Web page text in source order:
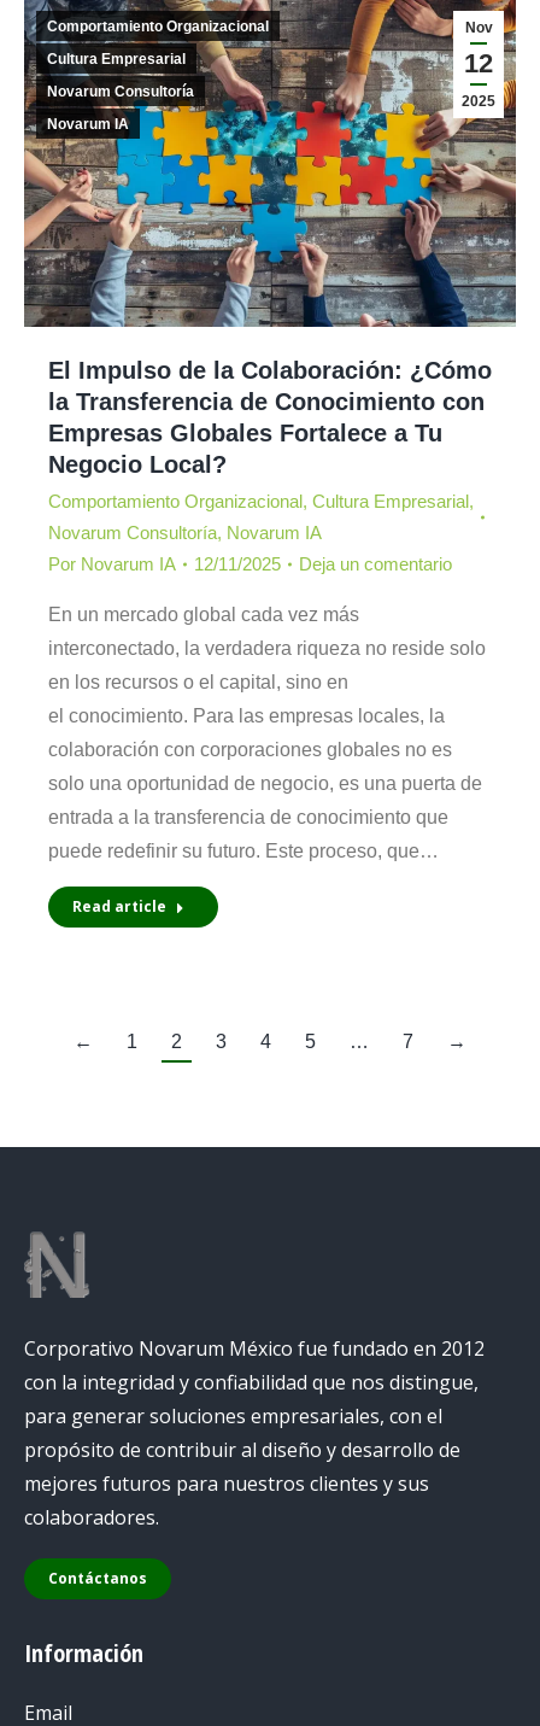
Nov
12
2025
Comportamiento Organizacional
Cultura Empresarial
Novarum Consultoría
Novarum IA
El Impulso de la Colaboración: ¿Cómo
la Transferencia de Conocimiento con
Empresas Globales Fortalece a Tu
Negocio Local?
Comportamiento Organizacional, Cultura Empresarial,
Novarum Consultoría, Novarum IA
Por Novarum IA 12/11/2025 Deja un comentario
En un mercado global cada vez más
interconectado, la verdadera riqueza no reside solo
en los recursos o el capital, sino en
el conocimiento. Para las empresas locales, la
colaboración con corporaciones globales no es
solo una oportunidad de negocio, es una puerta de
entrada a la transferencia de conocimiento que
puede redefinir su futuro. Este proceso, que…
Read article
← 1 2 3 4 5 … 7 →
Corporativo Novarum México fue fundado en 2012
con la integridad y confiabilidad que nos distingue,
para generar soluciones empresariales, con el
propósito de contribuir al diseño y desarrollo de
mejores futuros para nuestros clientes y sus
colaboradores.
Contáctanos
Información
Email